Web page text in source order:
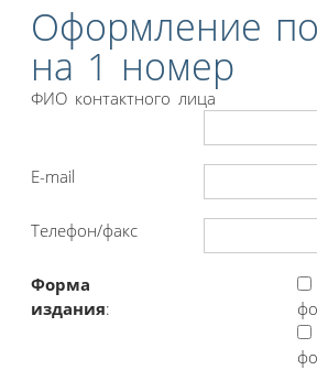
Оформление
на 1 номер
ФИО контактного лица
E-mail
Телефон/факс
Форма
издания: